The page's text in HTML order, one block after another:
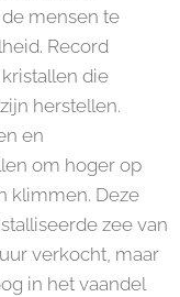
mensen te
Record
die
herstellen.
en
om hoger op
klimmen. Deze
zee van
verkocht, maar
in het vaandel